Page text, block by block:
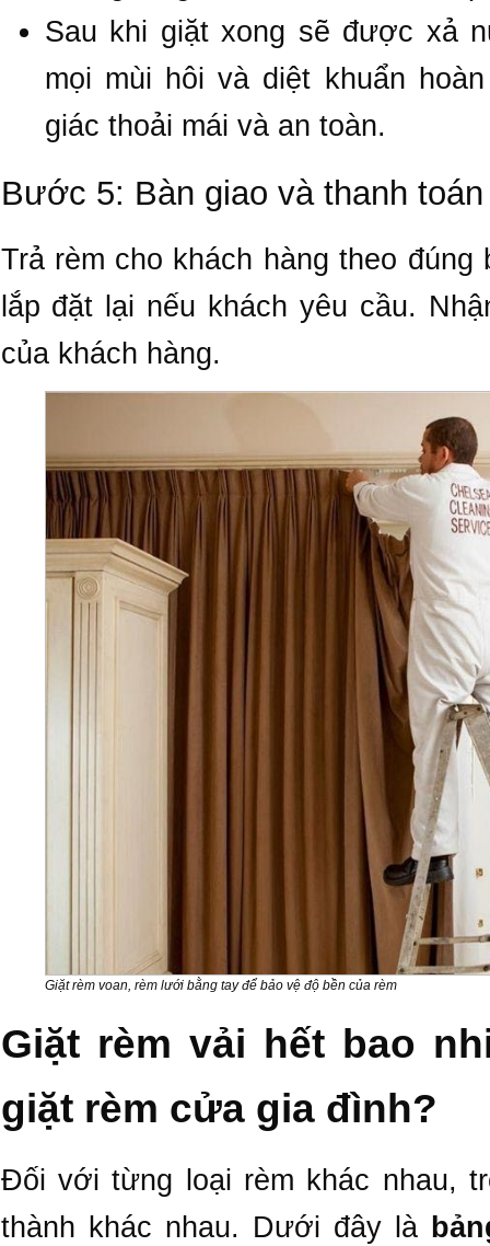
Sau khi giặt xong sẽ được xả
mọi mùi hôi và diệt khuẩn
giác thoải mái và an toàn.
Bước 5: Bàn giao và thanh toán
Trả rèm cho khách hàng theo
lắp đặt lại nếu khách yêu cầu.
của khách hàng.
Giặt rèm voan, rèm lưới bằng tay để bảo vệ độ bền của rèm
Giặt rèm vải hết bao
giặt rèm cửa gia đình?
Đối với từng loại rèm khác nhau,
thành khác nhau. Dưới đây là